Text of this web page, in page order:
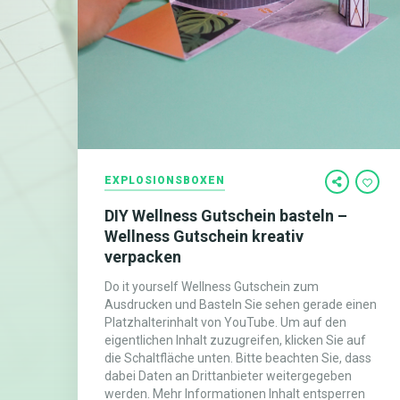
EXPLOSIONSBOXEN
DIY Wellness Gutschein basteln –
Wellness Gutschein kreativ
verpacken
Do it yourself Wellness Gutschein zum
Ausdrucken und Basteln Sie sehen gerade einen
Platzhalterinhalt von YouTube. Um auf den
eigentlichen Inhalt zuzugreifen, klicken Sie auf
die Schaltfläche unten. Bitte beachten Sie, dass
dabei Daten an Drittanbieter weitergegeben
werden. Mehr Informationen Inhalt entsperren